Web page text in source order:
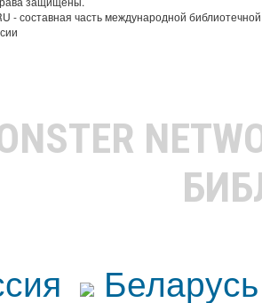
- составная часть международной
Беларусь